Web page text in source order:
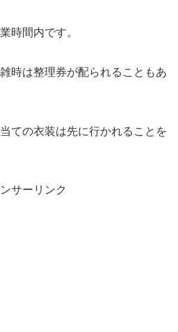
時間内です。
時は整理券が配られることもあ
ての衣装は先に行かれることを
サーリンク